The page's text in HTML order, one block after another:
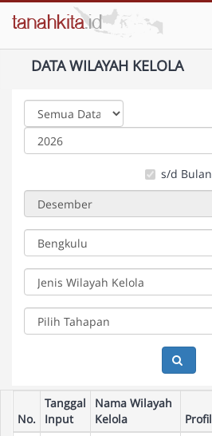
DATA WILAYAH KELOLA
s/d Bulan
No.
Tanggal
Input
Nama Wilayah
Kelola
Profil